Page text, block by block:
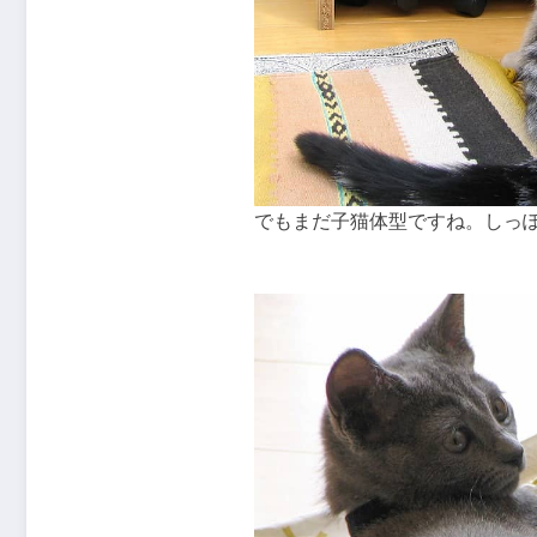
でもまだ子猫体型ですね。しっ